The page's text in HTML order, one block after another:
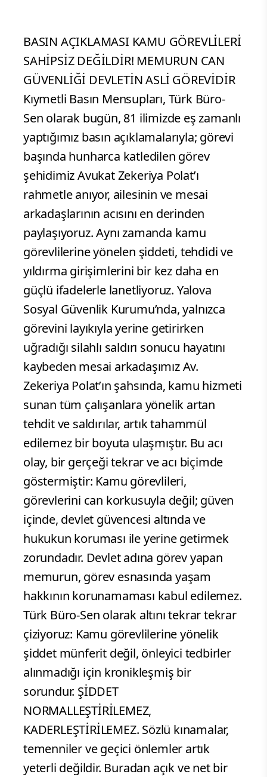
BASIN AÇIKLAMASI KAMU GÖREVLİLERİ
SAHİPSİZ DEĞİLDİR! MEMURUN CAN
GÜVENLİĞİ DEVLETİN ASLİ GÖREVİDİR
Kıymetli Basın Mensupları, Türk Büro-
Sen olarak bugün, 81 ilimizde eş zamanlı
yaptığımız basın açıklamalarıyla; görevi
başında hunharca katledilen görev
şehidimiz Avukat Zekeriya Polat’ı
rahmetle anıyor, ailesinin ve mesai
arkadaşlarının acısını en derinden
paylaşıyoruz. Aynı zamanda kamu
görevlilerine yönelen şiddeti, tehdidi ve
yıldırma girişimlerini bir kez daha en
güçlü ifadelerle lanetliyoruz. Yalova
Sosyal Güvenlik Kurumu’nda, yalnızca
görevini layıkıyla yerine getirirken
uğradığı silahlı saldırı sonucu hayatını
kaybeden mesai arkadaşımız Av.
Zekeriya Polat’ın şahsında, kamu hizmeti
sunan tüm çalışanlara yönelik artan
tehdit ve saldırılar, artık tahammül
edilemez bir boyuta ulaşmıştır. Bu acı
olay, bir gerçeği tekrar ve acı biçimde
göstermiştir: Kamu görevlileri,
görevlerini can korkusuyla değil; güven
içinde, devlet güvencesi altında ve
hukukun koruması ile yerine getirmek
zorundadır. Devlet adına görev yapan
memurun, görev esnasında yaşam
hakkının korunamaması kabul edilemez.
Türk Büro-Sen olarak altını tekrar tekrar
çiziyoruz: Kamu görevlilerine yönelik
şiddet münferit değil, önleyici tedbirler
alınmadığı için kronikleşmiş bir
sorundur. ŞİDDET
NORMALLEŞTİRİLEMEZ,
KADERLEŞTİRİLEMEZ. Sözlü kınamalar,
temenniler ve geçici önlemler artık
yeterli değildir. Buradan açık ve net bir